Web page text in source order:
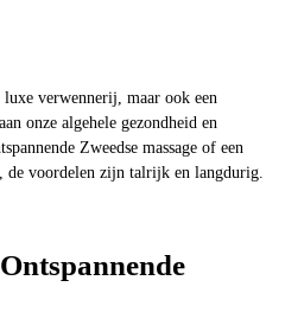
verwennerij, maar ook een
onze algehele gezondheid en
Zweedse massage of een
de voordelen zijn talrijk en langdurig.